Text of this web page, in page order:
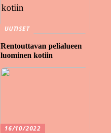
UUTISET
Rentouttavan pelialueen
luominen kotiin
16/10/2022